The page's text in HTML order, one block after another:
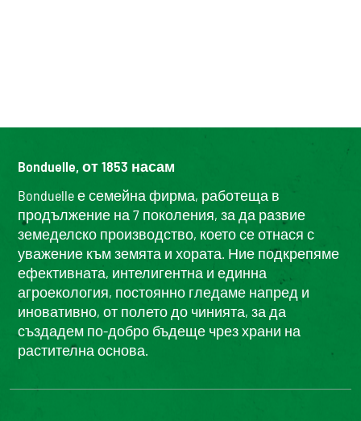
Bonduelle, от 1853 насам
Bonduelle е семейна фирма, работеща в
продължение на 7 поколения, за да развие
земеделско производство, което се отнася с
уважение към земята и хората. Ние подкрепяме
ефективната, интелигентна и единна
агроекология, постоянно гледаме напред и
иновативно, от полето до чинията, за да
създадем по-добро бъдеще чрез храни на
растителна основа.